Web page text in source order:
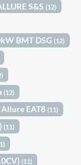
S&S(12)
BMT DSG(12)
(12)
Allure EAT8(11)
(11)
(11)